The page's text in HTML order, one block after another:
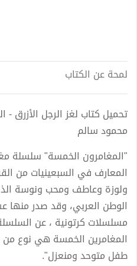
لمحة عن الكتاب
محمود سالم
"المغامرون الخمسة" سلسلة
المعارف في السبعينيات من
ولوزة وعاطف ومحب ونوسة
الوطن العربي، وقد صدر
مسلسلات كرتونية ، عن
المغامرين الخمسة هي نوع
طفل متوحد ومنعزل".